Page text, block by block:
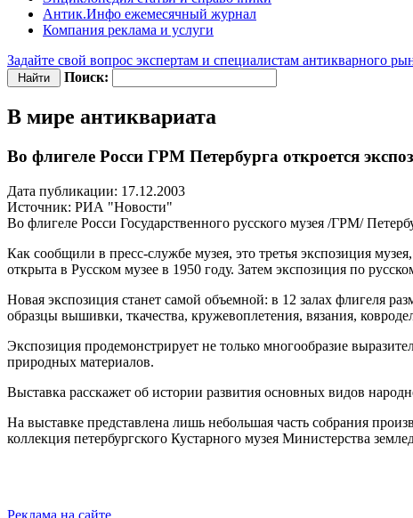
Антик.Инфо ежемесячный журнал
Компания реклама и услуги
Задайте свой вопрос экспертам и специалистам антикварного
Поиск:
В мире антиквариата
Во флигеле Росси ГРМ Петербурга откроется
Дата публикации: 17.12.2003
Источник: РИА "Новости"
Во флигеле Росси Государственного русского музея /ГРМ/
Как сообщили в пресс-службе музея, это третья экспозиция
открыта в Русском музее в 1950 году. Затем экспозиция по
Новая экспозиция станет самой объемной: в 12 залах флигеля
образцы вышивки, ткачества, кружевоплетения, вязания,
Экспозиция продемонстрирует не только многообразие
природных материалов.
Выставка расскажет об истории развития основных видов
На выставке представлена лишь небольшая часть собрания
коллекция петербургского Кустарного музея Министерства
Реклама на сайте